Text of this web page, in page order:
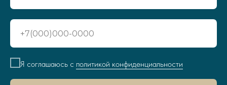
Я соглашаюсь с политикой конфиденциальности